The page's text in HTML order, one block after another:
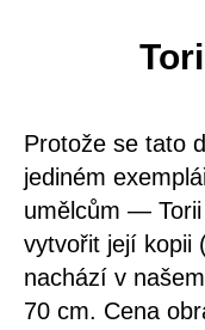
Protože se tato
jediném
umělcům —
vytvořit její kopii
nachází v
70 cm. Cena